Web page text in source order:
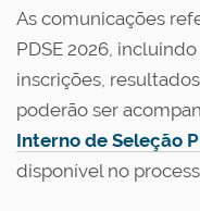
As comunicações
PDSE 2026,
inscrições,
poderão ser
Interno de Seleção
disponível no